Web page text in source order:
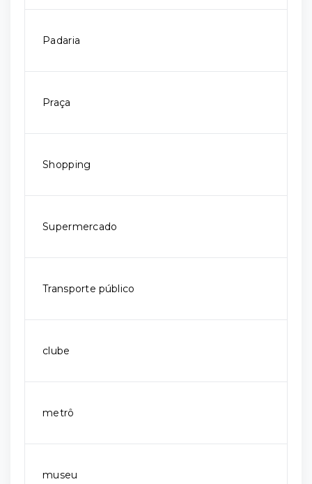
Padaria
Praça
Shopping
Supermercado
Transporte público
clube
metrô
museu